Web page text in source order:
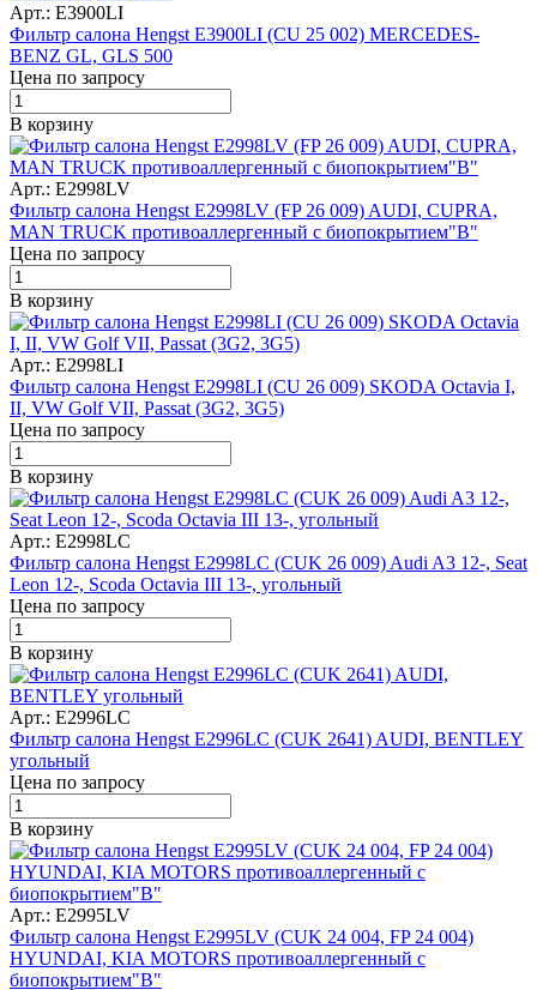
Арт.: E3900LI
Фильтр салона Hengst E3900LI (CU 25 002) MERCEDES-
BENZ GL, GLS 500
Цена по запросу
В корзину
Арт.: E2998LV
Фильтр салона Hengst E2998LV (FP 26 009) AUDI, CUPRA,
MAN TRUCK противоаллергенный с биопокрытием"В"
Цена по запросу
В корзину
Арт.: E2998LI
Фильтр салона Hengst E2998LI (CU 26 009) SKODA Octavia I,
II, VW Golf VII, Passat (3G2, 3G5)
Цена по запросу
В корзину
Арт.: E2998LC
Фильтр салона Hengst E2998LC (CUK 26 009) Audi A3 12-, Seat
Leon 12-, Scoda Octavia III 13-, угольный
Цена по запросу
В корзину
Арт.: E2996LC
Фильтр салона Hengst E2996LC (CUK 2641) AUDI, BENTLEY
угольный
Цена по запросу
В корзину
Арт.: E2995LV
Фильтр салона Hengst E2995LV (CUK 24 004, FP 24 004)
HYUNDAI, KIA MOTORS противоаллергенный с
биопокрытием"В"